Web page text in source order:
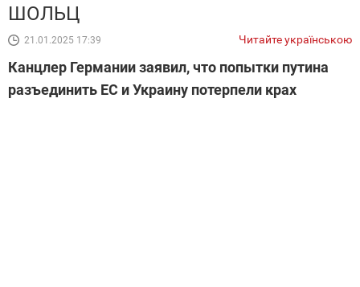
ШОЛЬЦ
21.01.2025 17:39 Читайте українською
Канцлер Германии заявил, что попытки путина
разъединить ЕС и Украину потерпели крах